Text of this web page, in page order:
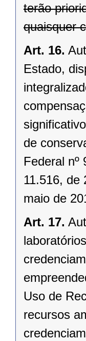
terão
quaisquer
Art. 16.
Estado,
de
Federal nº
11.516, de
maio de
Art. 17.
Uso de
recursos